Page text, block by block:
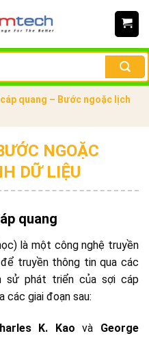
quang – Bước ngoặc lịch
NGOẶC
DỮ LIỆU
quang
là một công nghệ truyền
truyền thông tin qua các
sử phát triển của sợi cáp
giai đoạn sau:
K. Kao và George